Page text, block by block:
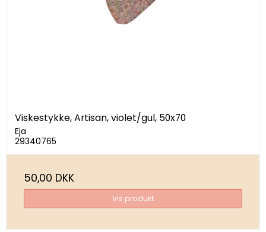
Viskestykke, Artisan, violet/gul, 50x70
Eja
29340765
50,00 DKK
Vis produkt